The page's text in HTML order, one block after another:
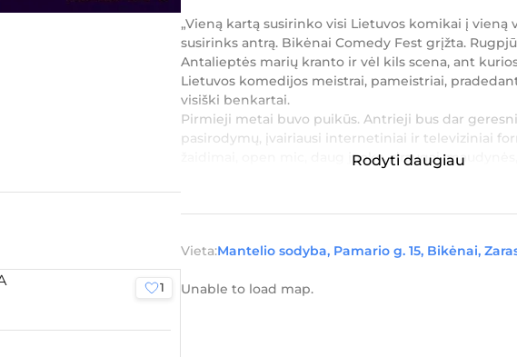
1
„Vieną kartą susirinko visi Lietuvos komikai į vieną
susirinks antrą. Bikėnai Comedy Fest grįžta.
Antalieptės marių kranto ir vėl kils scena, ant
Lietuvos komedijos meistrai, pameistriai,
visiški benkartai.
Pirmieji metai buvo puikūs. Antrieji bus dar
pasirodymų, įvairiausi internetiniai ir televiziniai
žaidimai, open mic, daug juoko, draugai, maudynės,
Rodyti daugiau
Vieta:Mantelio sodyba, Pamario g. 15, Bikėnai,
Unable to load map.